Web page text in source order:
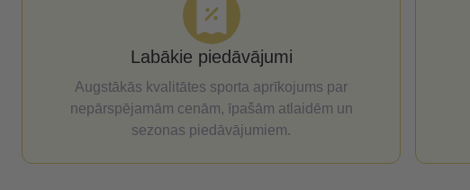
Labākie piedāvājumi
Augstākās kvalitātes sporta aprīkojums par
nepārspējamām cenām, īpašām atlaidēm un
sezonas piedāvājumiem.